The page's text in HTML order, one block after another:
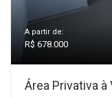
A partir de:
R$ 678.000
Área Privativa